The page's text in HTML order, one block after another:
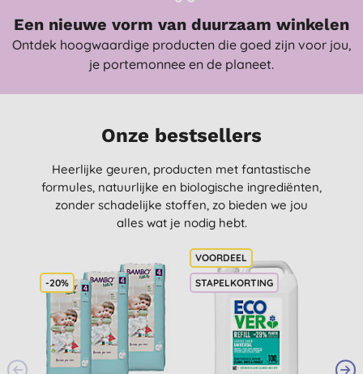
Een nieuwe vorm van duurzaam winkelen
Ontdek hoogwaardige producten die goed zijn voor jou,
je portemonnee en de planeet.
Onze bestsellers
Heerlijke geuren, producten met fantastische
formules, natuurlijke en biologische ingrediënten,
zonder schadelijke stoffen, zo bieden we jou
alles wat je nodig hebt.
-20% STAPELKORTING